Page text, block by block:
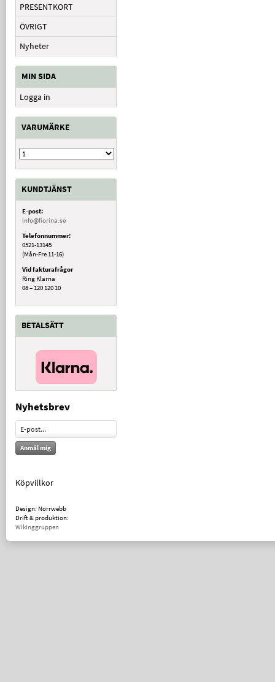
PRESENTKORT
ÖVRIGT
Nyheter
MIN SIDA
Logga in
VARUMÄRKE
KUNDTJÄNST
E-post:
info@fiorina.se
Telefonnummer:
0521-13145
(Mån-Fre 11-16)
Vid fakturafrågor
Ring Klarna
08 – 120 120 10
BETALSÄTT
Nyhetsbrev
Anmäl mig
Köpvillkor
Design: Norrwebb
Drift & produktion:
Wikinggruppen